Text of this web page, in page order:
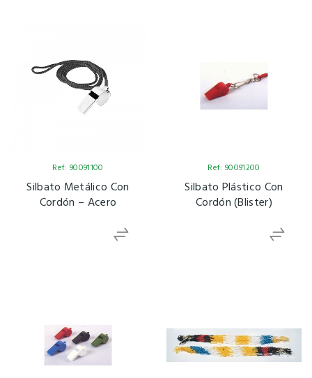
Ref: 90091100
Silbato Metálico Con
Cordón – Acero
Ref: 90091200
Silbato Plástico Con
Cordón (Blister)